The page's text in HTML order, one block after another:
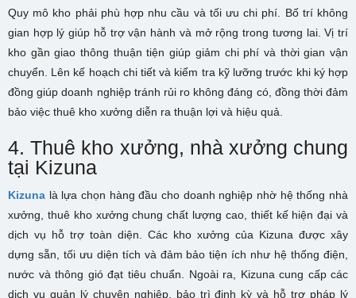
Quy mô kho phải phù hợp nhu cầu và tối ưu chi phí. Bố trí không
gian hợp lý giúp hỗ trợ vận hành và mở rộng trong tương lai. Vị trí
kho gần giao thông thuận tiện giúp giảm chi phí và thời gian vận
chuyển. Lên kế hoạch chi tiết và kiểm tra kỹ lưỡng trước khi ký hợp
đồng giúp doanh nghiệp tránh rủi ro không đáng có, đồng thời đảm
bảo việc thuê kho xưởng diễn ra thuận lợi và hiệu quả.
4. Thuê kho xưởng, nhà xưởng chung
tại Kizuna
Kizuna là lựa chọn hàng đầu cho doanh nghiệp nhờ hệ thống nhà
xưởng, thuê kho xưởng chung chất lượng cao, thiết kế hiện đại và
dịch vụ hỗ trợ toàn diện. Các kho xưởng của Kizuna được xây
dựng sẵn, tối ưu diện tích và đảm bảo tiện ích như hệ thống điện,
nước và thông gió đạt tiêu chuẩn. Ngoài ra, Kizuna cung cấp các
dịch vụ quản lý chuyên nghiệp, bảo trì định kỳ và hỗ trợ pháp lý